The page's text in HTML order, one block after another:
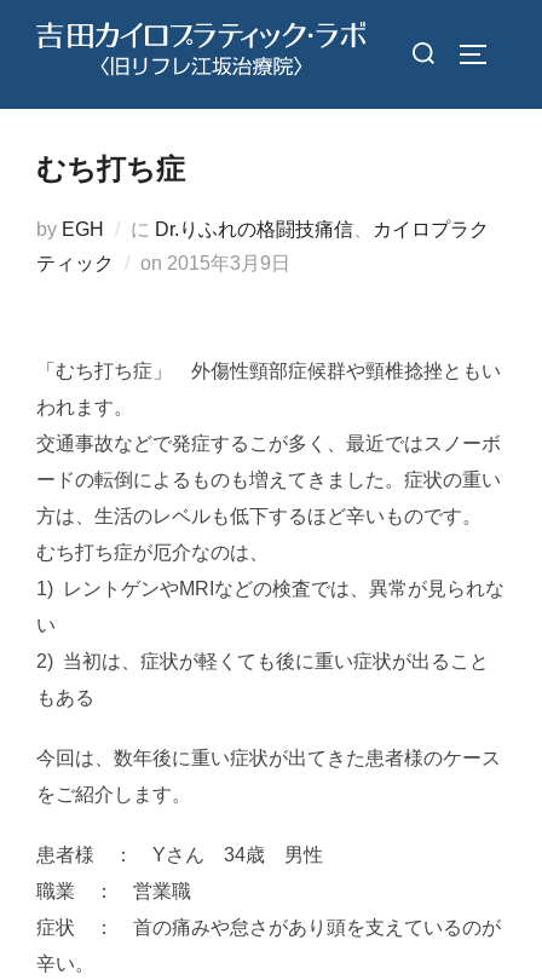
検
対
むち打ち症
by EGH に Dr.りふれの格闘技痛信、
カイロプラク
ティック
on 投
2015年3月9日
「むち打ち症」 外傷性頸部症候群や頸椎捻挫ともい
われます。
交通事故などで発症するこが多く、最近ではスノーボ
ードの転倒によるものも増えてきました。症状の重い
方は、生活のレベルも低下するほど辛いものです。
むち打ち症が厄介なのは、
1) レントゲンやMRIなどの検査では、異常が見られな
い
2) 当初は、症状が軽くても後に重い症状が出ること
もある
今回は、数年後に重い症状が出てきた患者様のケース
をご紹介します。
患者様 ： Yさん 34歳 男性
職業 ： 営業職
症状 ： 首の痛みや怠さがあり頭を支えているのが
辛い。